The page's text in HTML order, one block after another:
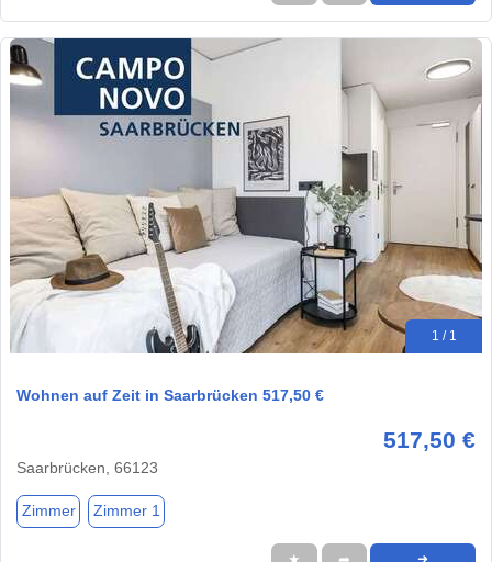
1 / 1
Wohnen auf Zeit in Saarbrücken 517,50 €
517,50 €
Saarbrücken, 66123
Zimmer Zimmer 1